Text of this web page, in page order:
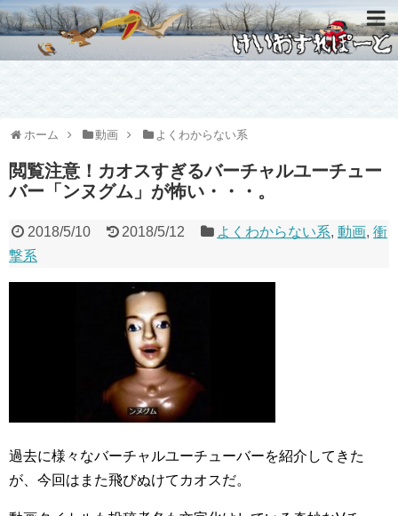
ホーム 動画 よくわからない系
閲覧注意！カオスすぎるバーチャルユーチュー
バー「ンヌグム」が怖い・・・。
2018/5/10 2018/5/12 よくわからない系,動画,衝
撃系
過去に様々なバーチャルユーチューバーを紹介してきた
が、今回はまた飛びぬけてカオスだ。